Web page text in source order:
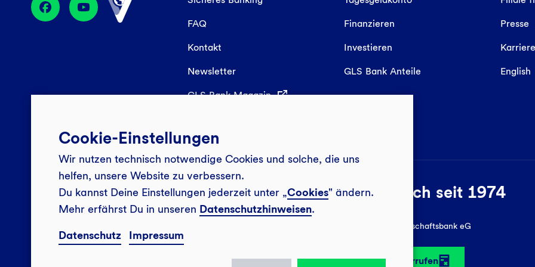
FAQ
Kontakt
Newsletter
GLS Bank Magazin
Finanzieren
Investieren
GLS Bank Anteile
Presse
Karriere
English
Sozial-ökologisch seit 1974
© 2026 GLS Gemeinschaftsbank eG
Vertrag widerrufen
Cookie-Einstellungen
Wir nutzen technisch notwendige Cookies und solche, die uns
helfen, unsere Website zu verbessern.
Du kannst Deine Einstellungen jederzeit unter „Cookies" ändern.
Mehr erfährst Du in unseren Datenschutzhinweisen.
Datenschutz Impressum